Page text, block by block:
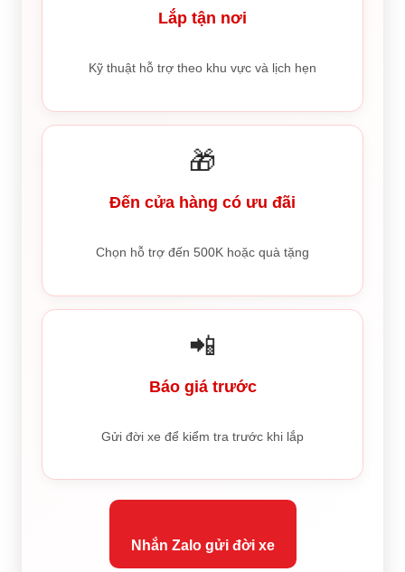
Lắp tận nơi
Kỹ thuật hỗ trợ theo khu vực và lịch hẹn
🎁
Đến cửa hàng có ưu đãi
Chọn hỗ trợ đến 500K hoặc quà tặng
📲
Báo giá trước
Gửi đời xe để kiểm tra trước khi lắp
Nhắn Zalo gửi đời xe